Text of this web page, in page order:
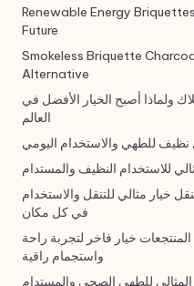
Renewable Energy
Future
Smokeless Briquette
Alternative
ولماذا أصبح الخيار الأفضل في
العالم
نظيف للطهي والاستخدام اليومي
للاستخدام النظيف والمستدام
خيار مثالي للتنقل والاستخدام
في كل مكان
خيار فاخر لتجربة راحة
واستجمام راقية
المثالي للطهي الصحي والمستدام